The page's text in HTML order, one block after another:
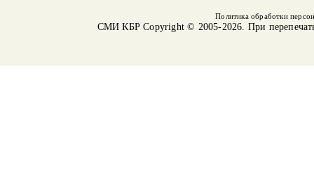
Политика обработки
СМИ КБРCopyright © 2005-2026. При